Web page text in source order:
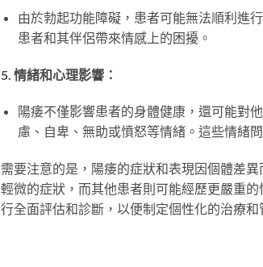
由於勃起功能障礙，患者可能無法順利進
患者和其伴侶帶來情感上的困擾。
5. 情緒和心理影響：
陽痿不僅影響患者的身體健康，還可能對
慮、自卑、無助或憤怒等情緒。這些情緒
需要注意的是，陽痿的症狀和表現因個體差
輕微的症狀，而其他患者則可能經歷更嚴重
行全面評估和診斷，以便制定個性化的治療和